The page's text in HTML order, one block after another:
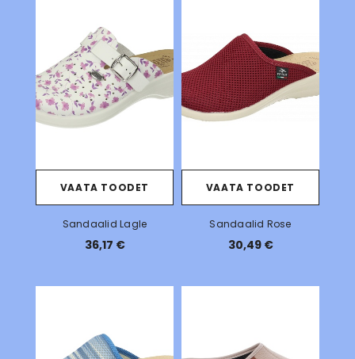
VAATA TOODET
Sandaalid Lagle
36,17 €
VAATA TOODET
Sandaalid Rose
30,49 €